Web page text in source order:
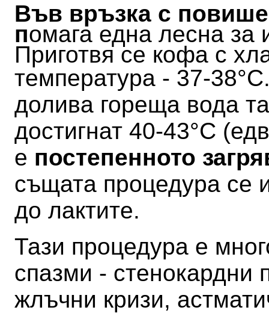
Във връзка с
помага една лесна за
Приготвя се кофа с
температура - 37-38
долива гореща вода
достигнат 40-43°C
е постепенното
същата процедура се
до лактите.
Тази процедура е
спазми - стенокардни
жлъчни кризи,